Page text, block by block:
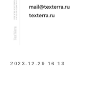
2023-12-29 16:13